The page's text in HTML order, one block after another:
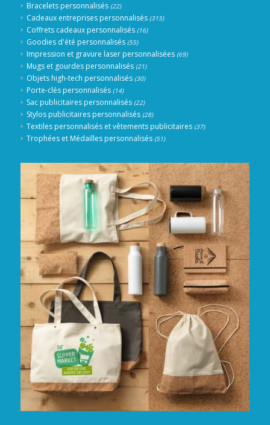
Bracelets personnalisés (22)
Cadeaux entreprises personnalisés (315)
Coffrets cadeaux personnalisés (16)
Goodies d'été personnalisés (55)
Impression et gravure laser personnalisées (69)
Mugs et gourdes personnalisés (21)
Objets high-tech personnalisés (30)
Porte-clés personnalisés (14)
Sac publicitaires personnalisés (22)
Stylos publicitaires personnalisés (28)
Textiles personnalisés et vêtements publicitaires (37)
Trophées et Médailles personnalisés (51)